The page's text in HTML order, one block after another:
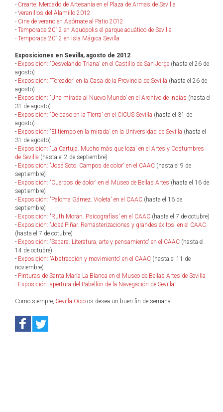
- Crearte: Mercado de Artesanía en el Plaza de Armas de Sevilla
- Veranillos del Alamillo 2012
- Cine de verano en Asómate al Patio 2012
- Temporada 2012 en Aquópolis el parque acuático de Sevilla
- Temporada 2012 en Isla Mágica Sevilla
Exposiciones en Sevilla, agosto de 2012
- Exposición: 'Desvelando Triana' en el Castillo de San Jorge (hasta el 26 de
agosto)
- Exposición: 'Toreador' en la Casa de la Provincia de Sevilla (hasta el 26 de
agosto)
- Exposición: 'Una mirada al Nuevo Mundo' en el Archivo de Indias (hasta el
31 de agosto)
- Exposición: 'De paso en la Tierra' en el CICUS Sevilla (hasta el 31 de
agosto)
- Exposición: 'El tiempo en la mirada' en la Universidad de Sevilla (hasta el
31 de agosto)
- Exposición: 'La Cartuja. Mucho más que loza' en el Artes y Costumbres
de Sevilla (hasta el 2 de septiembre)
- Exposición: 'José Soto. Campos de color' en el CAAC (hasta el 9 de
septiembre)
- Exposición: 'Cuerpos de dolor' en el Museo de Bellas Artes (hasta el 16 de
septiembre)
- Exposición: 'Paloma Gámez. Violeta' en el CAAC (hasta el 16 de
septiembre)
- Exposición: 'Ruth Morán. Psicografías' en el CAAC (hasta el 7 de octubre)
- Exposición: 'José Piñar. Remasterizaciones y grandes éxitos' en el CAAC
(hasta el 7 de octubre)
- Exposición: 'Separa. Literatura, arte y pensamiento' en el CAAC (hasta el
14 de octubre)
- Exposición: 'Abstracción y movimiento' en el CAAC (hasta el 11 de
noviembre)
- Pinturas de Santa María La Blanca en el Museo de Bellas Artes de Sevilla
- Exposición: apertura del Pabellón de la Navegación de Sevilla
Como siempre, Sevilla Ocio os desea un buen fin de semana.